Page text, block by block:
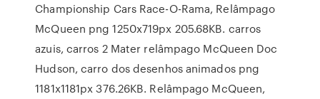
Championship Cars Race-O-Rama, Relâmpago
McQueen png 1250x719px 205.68KB. carros
azuis, carros 2 Mater relâmpago McQueen Doc
Hudson, carro dos desenhos animados png
1181x1181px 376.26KB. Relâmpago McQueen,